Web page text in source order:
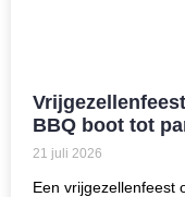
BBQ boot tot
21 juli 2026
Een vrijgezellenfeest